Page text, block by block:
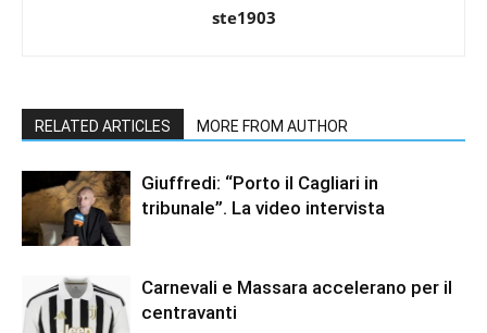
ste1903
RELATED ARTICLES MORE FROM AUTHOR
Giuffredi: “Porto il Cagliari in
tribunale”. La video intervista
Carnevali e Massara accelerano per il
centravanti